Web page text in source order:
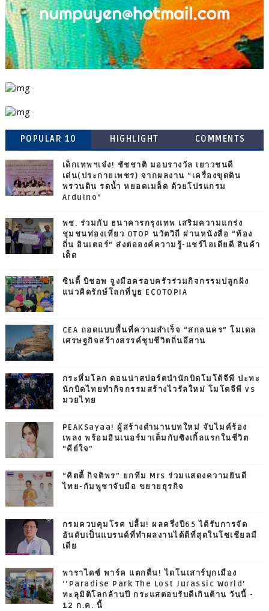
POPULAR 10 HIGHLIGHT COMMENTS
เด็กเทพฯเจ๋ง! ชัชชาติ มอบรางวัล เยาวชนดี
เด่น(ประกายเพชร) จากผลงาน “เครื่องขุดดิน
พรวนดิน รดน้ำ หยอดเมล็ด ด้วยโปรแกรม
Arduino”
พช. ร่วมกับ ธนาคารกรุงเทพ เสริมความแกร่ง
ชุมชนท่องเที่ยว OTOP นวัตวิถี ผ่านหนังสือ “ท้อง
ถิ่น อินเตอร์” ส่งต่อองค์ความรู้-แชร์ไอเดียดี สินค้า
เด็ด
ซินดี้ บิชอพ จูงมือครอบครัวร่วมกิจกรรมปลูกฝัง
แนวคิดรักษ์โลกที่บูธ ECOTOPIA
CEA ถอดแบบพื้นที่ความสำเร็จ “สกลนคร” โมเดล
เศรษฐกิจสร้างสรรค์ชุบชีวิตถิ่นอีสาน
กระหึ่มโลก ดอนน่าสปอร์ตนำนักบิดโมโต้จีพี ปะทะ
นักบิดไทยทำกิจกรรมสร้างไวรัลใหม่ โมโตจีพี vs
มวยไทย
PEAKSayaa! ผู้สร้างตำนานบทใหม่ จับไมค์ร้อง
เพลง พร้อมอินเนอร์มาเต็มกับซิงเกิ้ลแรกในชีวิต
“คีย์ใจ”
“คิตตี้ กิจติพร” ยกทีม Mrs ร่วมแสดงความยินดี
ไทย-กัมพูชาจับมือ ขยายธุรกิจ
กรมควบคุมโรค ปลื้ม! ผลครึ่งปี65 ได้รับการจัด
อันดับเป็นแบรนด์ที่ทำผลงานได้ดีที่สุดในโซเชียลมี
เดีย
พาราไดซ์ พาร์ค แตกตื่น! ไดโนเสาร์บุกเมือง
‘‘Paradise Park The Lost Jurassic World’
ทะลุมิติโลกล้านปี กระแสตอบรับดีเกินต้าน วันนี้ -
12 ก.ค. นี้